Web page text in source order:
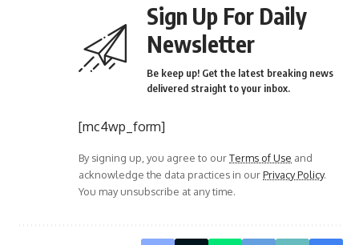
Sign Up For Daily
Newsletter
Be keep up! Get the latest breaking news
delivered straight to your inbox.
[mc4wp_form]
By signing up, you agree to ourTerms of Use and
acknowledge the data practices in ourPrivacy Policy.
You may unsubscribe at any time.